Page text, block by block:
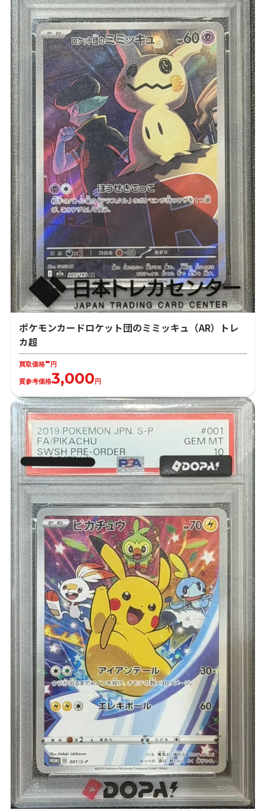
ポケモンカードロケット団のミミッキュ（AR）トレ
カ超
買取価格- 円
質参考価格3,000 円